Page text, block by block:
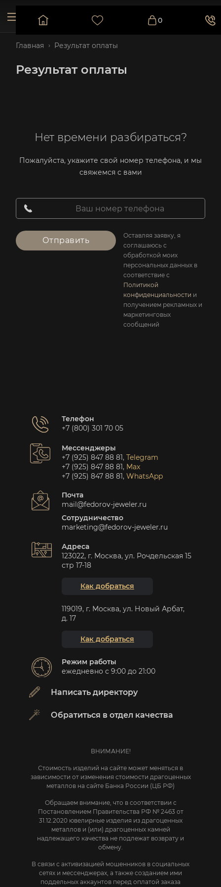
0
Главная Результат оплаты
Результат оплаты
Нет времени разбираться?
Пожалуйста, укажите свой номер телефона, и мы
свяжемся с вами
Отправить
Оставляя заявку, я
соглашаюсь с
обработкой моих
персональных данных в
соответствие с
Политикой
конфиденциальности и
получением рекламных и
маркетинговых
сообщений
Телефон
+7 (800) 301 70 05
Мессенджеры
+7 (925) 847 88 81, Telegram
+7 (925) 847 88 81, Max
+7 (925) 847 88 81, WhatsApp
Почта
mail@fedorov-jeweler.ru
Сотрудничество
marketing@fedorov-jeweler.ru
Адреса
123022, г. Москва, ул. Рочдельская 15
стр 17-18
Как добраться
119019, г. Москва, ул. Новый Арбат,
д. 17
Как добраться
Режим работы
ежедневно с 9:00 до 21:00
Написать директору
Обратиться в отдел качества
ВНИМАНИЕ!
Стоимость изделий на сайте может меняться в
зависимости от изменения стоимости драгоценных
металлов на сайте Банка России (ЦБ РФ)
Обращаем внимание, что в соответствии с
Постановлением Правительства РФ № 2463 от
31.12.2020 ювелирные изделия из драгоценных
металлов и (или) драгоценных камней
надлежащего качества не подлежат возврату и
обмену.
В связи с активизацией мошенников в социальных
сетях и мессенджерах, а также созданием ими
поддельных аккаунтов перед оплатой заказа